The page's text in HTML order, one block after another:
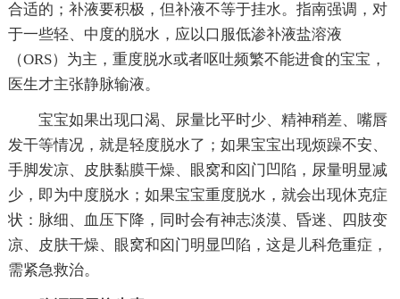
合适的；补液要积极，但补液不等于挂水。指南强调，对
于一些轻、中度的脱水，应以口服低渗补液盐溶液
（ORS）为主，重度脱水或者呕吐频繁不能进食的宝宝，
医生才主张静脉输液。
宝宝如果出现口渴、尿量比平时少、精神稍差、嘴唇
发干等情况，就是轻度脱水了；如果宝宝出现烦躁不安、
手脚发凉、皮肤黏膜干燥、眼窝和囟门凹陷，尿量明显减
少，即为中度脱水；如果宝宝重度脱水，就会出现休克症
状：脉细、血压下降，同时会有神志淡漠、昏迷、四肢变
凉、皮肤干燥、眼窝和囟门明显凹陷，这是儿科危重症，
需紧急救治。